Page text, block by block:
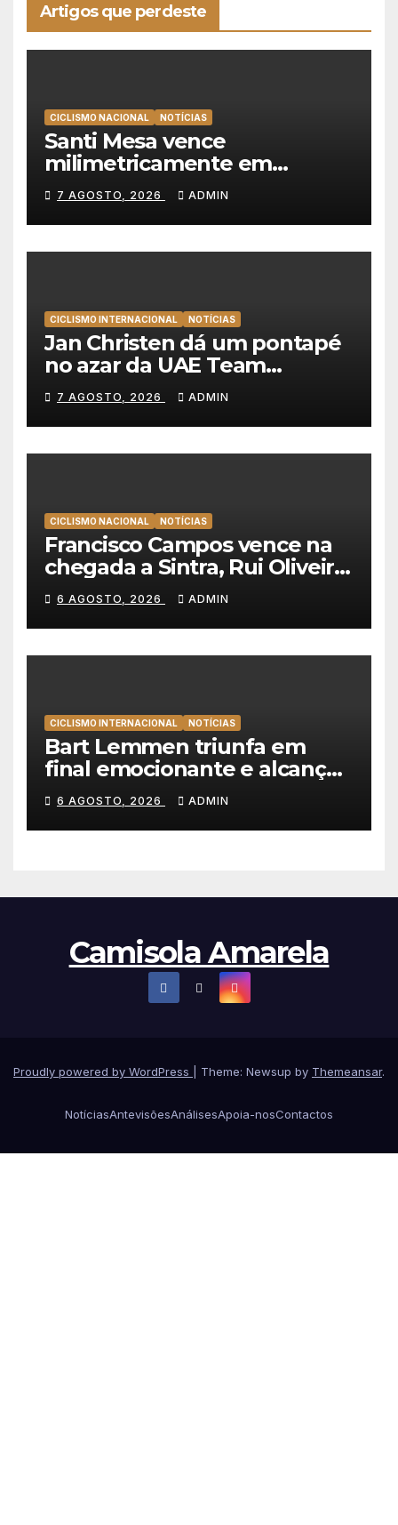
Artigos que perdeste
CICLISMO NACIONAL NOTÍCIAS
Santi Mesa vence
milimetricamente em
Albufeira, Rui Oliveira
mantém a amarela da Volta a
Portugal
7 AGOSTO, 2026 ADMIN
CICLISMO INTERNACIONAL NOTÍCIAS
Jan Christen dá um pontapé
no azar da UAE Team
Emirates e vence na Volta a
Polónia
7 AGOSTO, 2026 ADMIN
CICLISMO NACIONAL NOTÍCIAS
Francisco Campos vence na
chegada a Sintra, Rui Oliveira
veste de amarelo na Volta a
Portugal
6 AGOSTO, 2026 ADMIN
CICLISMO INTERNACIONAL NOTÍCIAS
Bart Lemmen triunfa em
final emocionante e alcança
a primeira vitória da carreira
na Volta à Polónia
6 AGOSTO, 2026 ADMIN
Camisola Amarela
Proudly powered by WordPress Theme: Newsup by Themeansar.
NotíciasAntevisõesAnálisesApoia-nosContactos